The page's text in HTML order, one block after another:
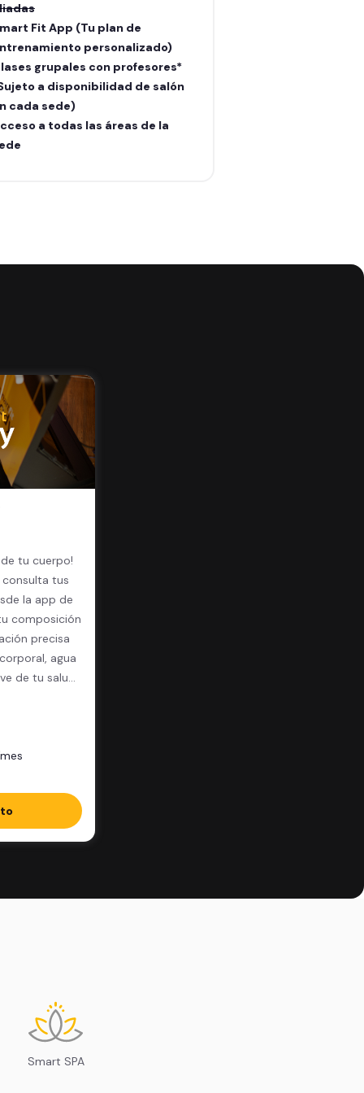
Fit App (Tu plan de
personalizado)
grupales con profesores*
a disponibilidad de salón
cada sede)
a todas las áreas de la
tu cuerpo!
tus
la app de
composición
precisa
agua
de tu salud
Smart SPA